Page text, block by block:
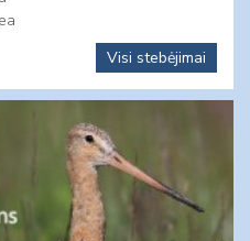
Visi stebėjimai